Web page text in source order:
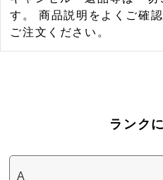
す。 商品説明をよくご確
ご注文ください。
ランク